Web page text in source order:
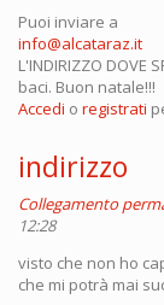
Puoi inviare a
info@alcataraz.it
L'INDIRIZZO DOVE
baci. Buon natale!!!
Accedi o registrati
indirizzo
Collegamento
12:28
visto che non ho
che mi potrà mai